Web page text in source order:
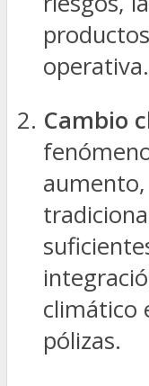
operativa.
Cambio
climático
pólizas.